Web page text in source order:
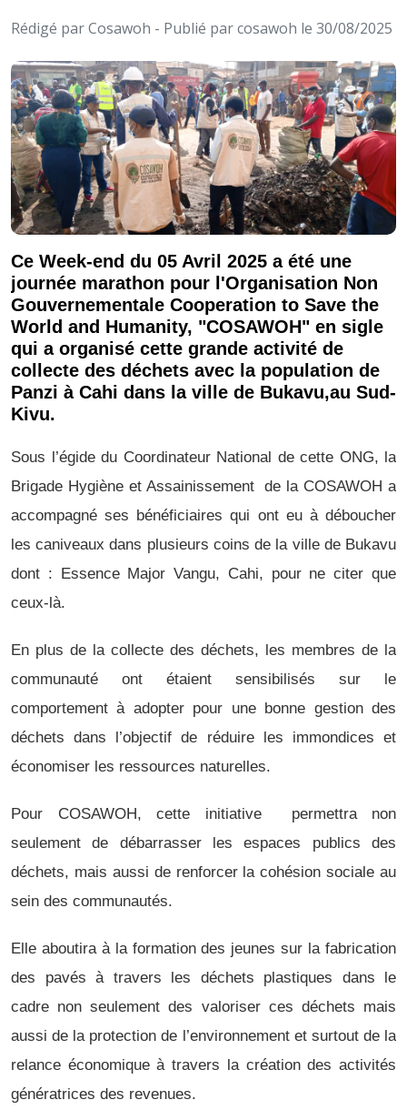
Rédigé par Cosawoh - Publié par cosawoh le 30/08/2025
Ce Week-end du 05 Avril 2025 a été une
journée marathon pour l'Organisation Non
Gouvernementale Cooperation to Save the
World and Humanity, "COSAWOH" en sigle
qui a organisé cette grande activité de
collecte des déchets avec la population de
Panzi à Cahi dans la ville de Bukavu,au Sud-
Kivu.
Sous l’égide du Coordinateur National de cette ONG, la
Brigade Hygiène et Assainissement de la COSAWOH a
accompagné ses bénéficiaires qui ont eu à déboucher
les caniveaux dans plusieurs coins de la ville de Bukavu
dont : Essence Major Vangu, Cahi, pour ne citer que
ceux-là.
En plus de la collecte des déchets, les membres de la
communauté ont étaient sensibilisés sur le
comportement à adopter pour une bonne gestion des
déchets dans l’objectif de réduire les immondices et
économiser les ressources naturelles.
Pour COSAWOH, cette initiative permettra non
seulement de débarrasser les espaces publics des
déchets, mais aussi de renforcer la cohésion sociale au
sein des communautés.
Elle aboutira à la formation des jeunes sur la fabrication
des pavés à travers les déchets plastiques dans le
cadre non seulement des valoriser ces déchets mais
aussi de la protection de l’environnement et surtout de la
relance économique à travers la création des activités
génératrices des revenues.